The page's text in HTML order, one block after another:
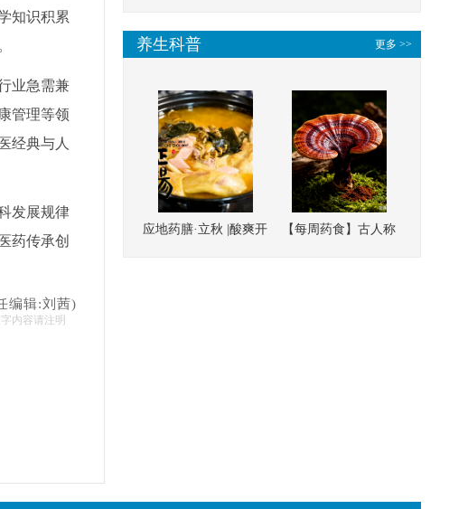
知识积累
业急需兼
管理等领
经典与人
发展规律
药传承创
编辑:刘茜)
内容请注明
更多 >>
养生科普
应地药膳·立秋 |酸爽开
【每周药食】古人称